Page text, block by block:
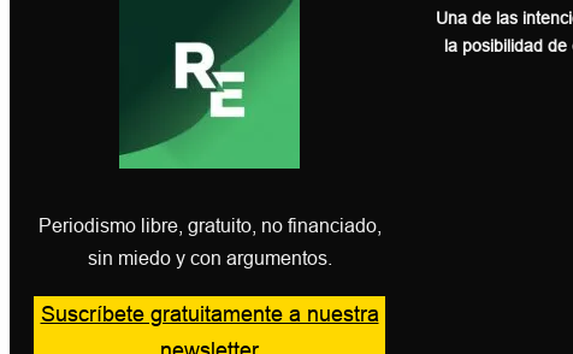
Periodismo libre, gratuito, no financiado,
sin miedo y con argumentos.
Suscríbete gratuitamente a nuestra
Una de las
la posibilidad